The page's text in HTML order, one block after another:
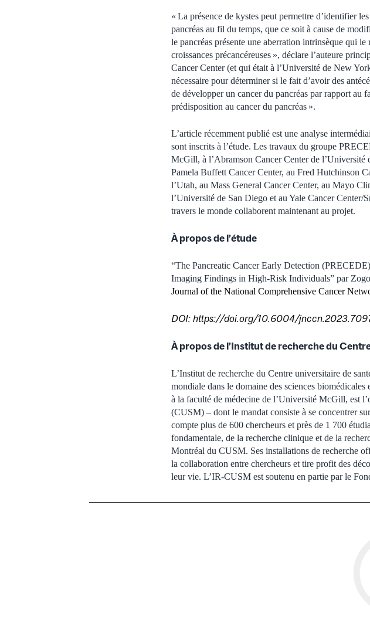
« La présence de kystes peut permettre d’identifier
pancréas au fil du temps, que ce soit à cause de
le pancréas présente une aberration intrinsèque qui
croissances précancéreuses », déclare l’auteure
Cancer Center (et qui était à l’Université de New
nécessaire pour déterminer si le fait d’avoir des
de développer un cancer du pancréas par rapport au
prédisposition au cancer du pancréas ».
L’article récemment publié est une analyse
sont inscrits à l’étude. Les travaux du groupe
McGill, à l’Abramson Cancer Center de
Pamela Buffett Cancer Center, au Fred Hutchinson
l’Utah, au Mass General Cancer Center, au Mayo
l’Université de San Diego et au Yale Cancer
travers le monde collaborent maintenant au projet.
À propos de l’étude
“The Pancreatic Cancer Early Detection
Imaging Findings in High-Risk Individuals” par
Journal of the National Comprehensive Cancer
DOI: https://doi.org/10.6004/
À propos de l’Institut de recherche du
L’Institut de recherche du Centre universitaire de
mondiale dans le domaine des sciences
à la faculté de médecine de l’Université McGill, est
(CUSM) – dont le mandat consiste à se concentrer
compte plus de 600 chercheurs et près de 1 700
fondamentale, de la recherche clinique et de la
Montréal du CUSM. Ses installations de recherche
la collaboration entre chercheurs et tire profit des
leur vie. L’IR-CUSM est soutenu en partie par le